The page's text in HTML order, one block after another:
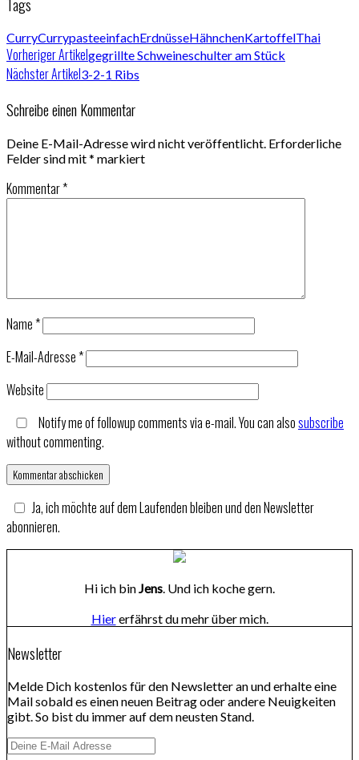
CurryCurrypasteeinfachErdnüsseHähnchenKartoffelThai
Vorheriger Artikelgegrillte Schweineschulter am Stück
Nächster Artikel3-2-1 Ribs
Schreibe einen Kommentar
Deine E-Mail-Adresse wird nicht veröffentlicht. Erforderliche
Felder sind mit* markiert
Kommentar*
Name*
E-Mail-Adresse*
Website
Notify me of followup comments via e-mail. You can alsosubscribe
without commenting.
Ja, ich möchte auf dem Laufenden bleiben und den Newsletter
abonnieren.
Hi ich bin Jens . Und ich koche gern.
Hiererfährst du mehr über mich.
Newsletter
Melde Dich kostenlos für den Newsletter an und erhalte eine
Mail sobald es einen neuen Beitrag oder andere Neuigkeiten
gibt. So bist du immer auf dem neusten Stand.